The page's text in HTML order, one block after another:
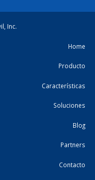
Inc.
Home
Producto
Características
Soluciones
Blog
Partners
Contacto